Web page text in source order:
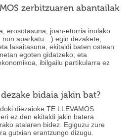
zerbitzuaren abantailak
erosotasuna, joan-etorria inolako
non aparkatu…) egin dezakete;
lasaitasuna, ekitaldi baten ostean
egoten gidatzeko; eta
ibilgailu partikularra ez
bidaia jakin bat?
diezaioke TE LLEVAMOS
ez den ekitaldi jakin batera
atalaren bidez. Egiguzu zure
gutxian erantzungo dizugu.